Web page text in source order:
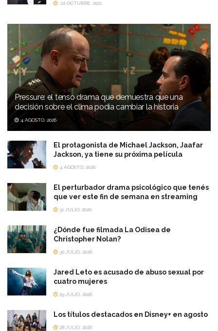
22 OCTUBRE, 2021
Pressure: el tenso drama que demuestra que una
decisión sobre el clima podía cambiar la historia
4 AGOSTO, 2026
El protagonista de Michael Jackson, Jaafar
Jackson, ya tiene su próxima película
4 AGOSTO, 2026
El perturbador drama psicológico que tenés
que ver este fin de semana en streaming
31 JULIO, 2026
¿Dónde fue filmada La Odisea de
Christopher Nolan?
30 JULIO, 2026
Jared Leto es acusado de abuso sexual por
cuatro mujeres
29 JULIO, 2026
Los títulos destacados en Disney+ en agosto
28 JULIO, 2026